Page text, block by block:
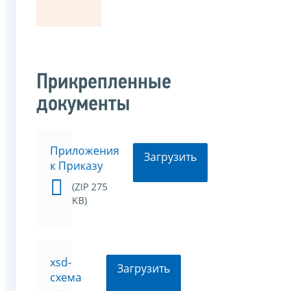
Прикрепленные
документы
Приложения
к Приказу
(ZIP 275
KB)
Загрузить
xsd-
схема
Загрузить